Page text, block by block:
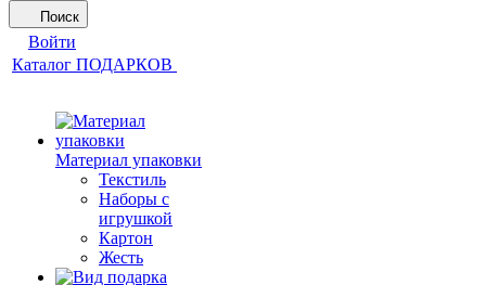
Поиск
Войти
Каталог ПОДАРКОВ
Материал упаковки
Текстиль
Наборы с
игрушкой
Картон
Жесть